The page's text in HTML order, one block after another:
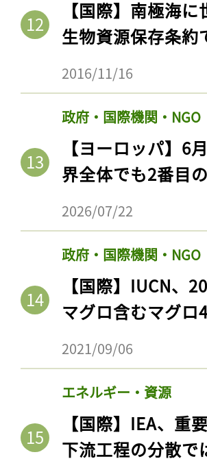
【国際】南極海
生物資源保存条約
2016/11/16
政府・国際機関・NGO
【ヨーロッパ】6
界全体でも2番目
2026/07/22
政府・国際機関・NGO
【国際】IUCN、
マグロ含むマグ
2021/09/06
エネルギー・資源
【国際】IEA、重
下流工程の分散で